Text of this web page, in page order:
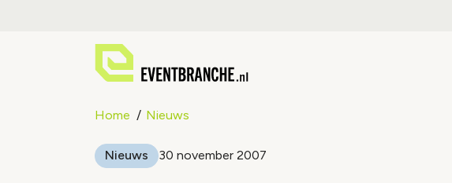
Home Nieuws
Nieuws 30 november 2007